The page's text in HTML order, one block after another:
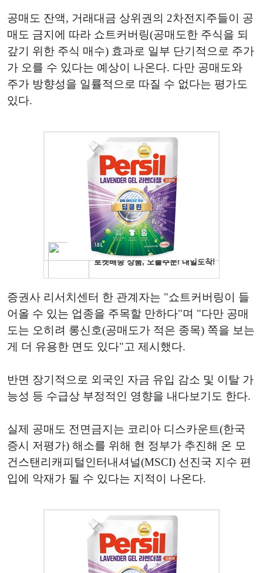
공매도 잔액, 거래대금 상위권의 2차전지주들이 공
매도 금지에 따라 쇼트커버링(공매도한 주식을 되
갚기 위한 주식 매수) 효과로 일부 단기적으로 주가
가 오를 수 있다는 예상이 나온다. 다만 공매도와
주가 방향성을 일률적으로 따질 수 없다는 평가도
있다.
증권사 리서치센터 한 관계자는 "쇼트커버링이 들
어올 수 있는 업종을 주목할 만하다"며 "다만 공매
도는 오히려 롱신호(공매도가 적은 종목) 쪽을 보는
게 더 유용한 면도 있다"고 제시했다.
반면 장기적으로 외국인 자금 유입 감소 및 이탈 가
능성 등 수급상 부정적인 영향을 내다보기도 한다.
실제 공매도 전면금지는 코리아 디스카운트(한국
증시 저평가) 해소를 위해 현 정부가 추진해 온 모
건스탠리캐피털인터내셔널(MSCI) 선진국 지수 편
입에 악재가 될 수 있다는 지적이 나온다.